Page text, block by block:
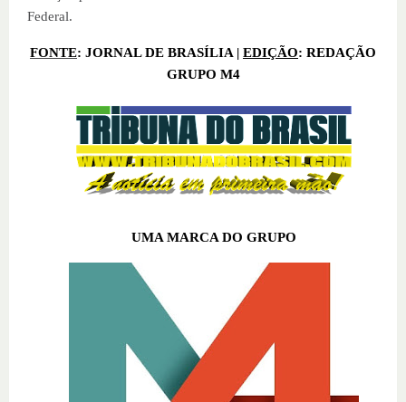
Federal.
FONTE: JORNAL DE BRASÍLIA | EDIÇÃO: REDAÇÃO
GRUPO M4
UMA MARCA DO GRUPO